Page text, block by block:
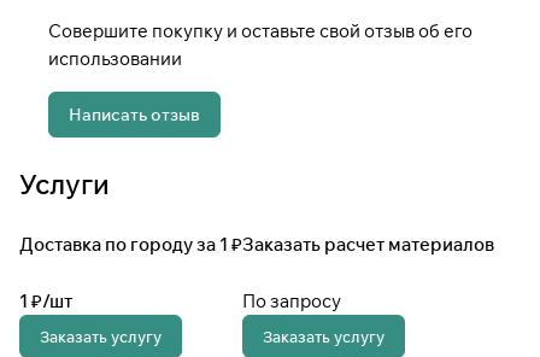
Совершите покупку и оставьте свой отзыв об его
использовании
Написать отзыв
Услуги
Доставка по городу за 1 ₽
1 ₽/шт
Заказать услугу
Заказать расчет материалов
По запросу
Заказать услугу